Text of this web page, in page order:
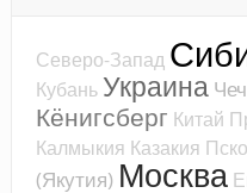
Северо-Запад
Кубань Украина
Кёнигсберг Китай
Калмыкия Казакия
(Якутия) Москва